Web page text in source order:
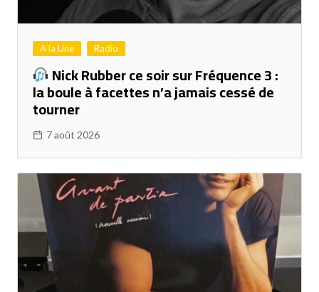
A la Une Radio
Nick Rubber ce soir sur Fréquence 3 :
la boule à facettes n’a jamais cessé de
tourner
7 août 2026